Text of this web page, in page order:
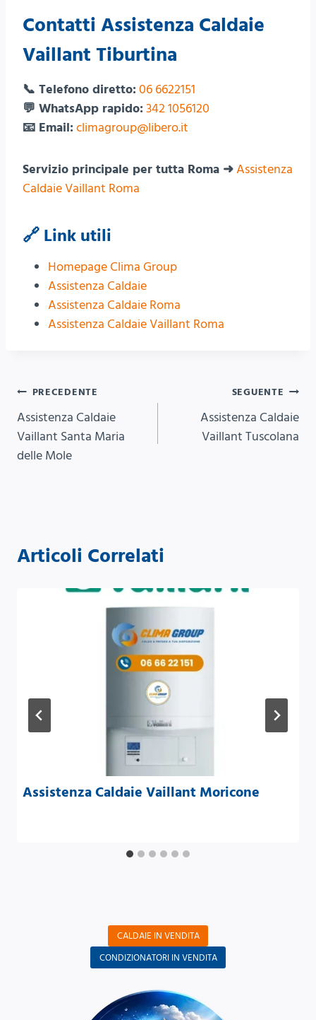
Contatti Assistenza Caldaie
Vaillant Tiburtina
📞 Telefono diretto: 06 6622151
💬 WhatsApp rapido: 342 1056120
📧 Email: climagroup@libero.it
Servizio principale per tutta Roma ➜Assistenza
Caldaie Vaillant Roma
🔗 Link utili
Homepage Clima Group
Assistenza Caldaie
Assistenza Caldaie Roma
Assistenza Caldaie Vaillant Roma
Navigazione
articoli
PRECEDENTE
Assistenza Caldaie
Vaillant Santa Maria
delle Mole
SEGUENTE
Assistenza Caldaie
Vaillant Tuscolana
Articoli Correlati
Assistenza Caldaie Vaillant Moricone
CALDAIE IN VENDITA
CONDIZIONATORI IN VENDITA